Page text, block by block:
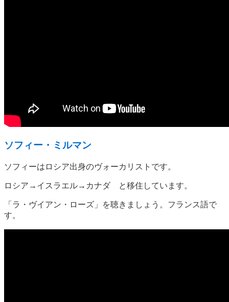
ソフィー・ミルマン
ソフィーはロシア出身のヴォーカリストです。
ロシア→イスラエル→カナダ と移住しています。
「ラ・ヴイアン・ローズ」を聴きましょう。フランス語で
す。